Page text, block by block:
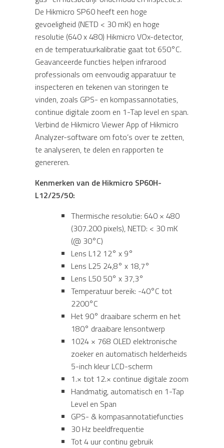
De Hikmicro SP60 heeft een hoge
gevoeligheid (NETD < 30 mK) en hoge
resolutie (640 x 480) Hikmicro VOx-detector,
en de temperatuurkalibratie gaat tot 650°C.
Geavanceerde functies helpen infrarood
professionals om eenvoudig apparatuur te
inspecteren en tekenen van storingen te
vinden, zoals GPS- en kompassannotaties,
continue digitale zoom en 1-Tap level en span.
Verbind de Hikmicro Viewer App of Hikmicro
Analyzer-software om foto’s over te zetten,
te analyseren, te delen en rapporten te
genereren.
Kenmerken van de Hikmicro SP60H-
L12/25/50:
Thermische resolutie: 640 × 480
(307.200 pixels), NETD: < 30 mK
(@ 30°C)
Lens L12 12° x 9°
Lens L25 24,8° x 18,7°
Lens L50 50° x 37,3°
Temperatuur bereik: -40°C tot
2200°C
Het 90° draaibare scherm en het
180° draaibare lensontwerp
1024 × 768 OLED elektronische
zoeker en automatisch helderheids
5-inch kleur LCD-scherm
1.× tot 12.× continue digitale zoom
Handmatig, automatisch en 1-Tap
Level en Span
GPS- & kompasannotatiefuncties
30 Hz beeldfrequentie
Tot 4 uur continu gebruik